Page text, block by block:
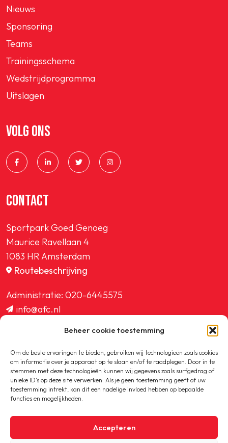
Beheer cookie toestemming
Om de beste ervaringen te bieden, gebruiken wij technologieën zoals cookies
om informatie over je apparaat op te slaan en/of te raadplegen. Door in te
stemmen met deze technologieën kunnen wij gegevens zoals surfgedrag of
unieke ID's op deze site verwerken. Als je geen toestemming geeft of uw
toestemming intrekt, kan dit een nadelige invloed hebben op bepaalde
functies en mogelijkheden.
Accepteren
Nieuws
Sponsoring
Teams
Trainingsschema
Wedstrijdprogramma
Uitslagen
VOLG ONS
CONTACT
Sportpark Goed Genoeg
Maurice Ravellaan 4
1083 HR Amsterdam
Routebeschrijving
Administratie: 020-6445575
info@afc.nl
ledenadministratie@afc.nl
Copyright © 2020-2026 AFC